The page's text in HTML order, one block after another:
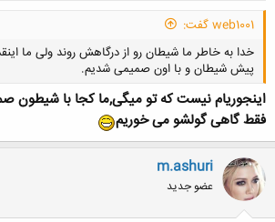
web1001 گفت:
خدا به خاطر ما شیطان رو از درگاهش روند ولی ما
پیش شیطان و با اون صمیمی شدیم.
اینجوریام نیست که تو میگی,ما کجا با شیطون
فقط گاهی گولشو می خوریم
m.ashuri
عضو جدید